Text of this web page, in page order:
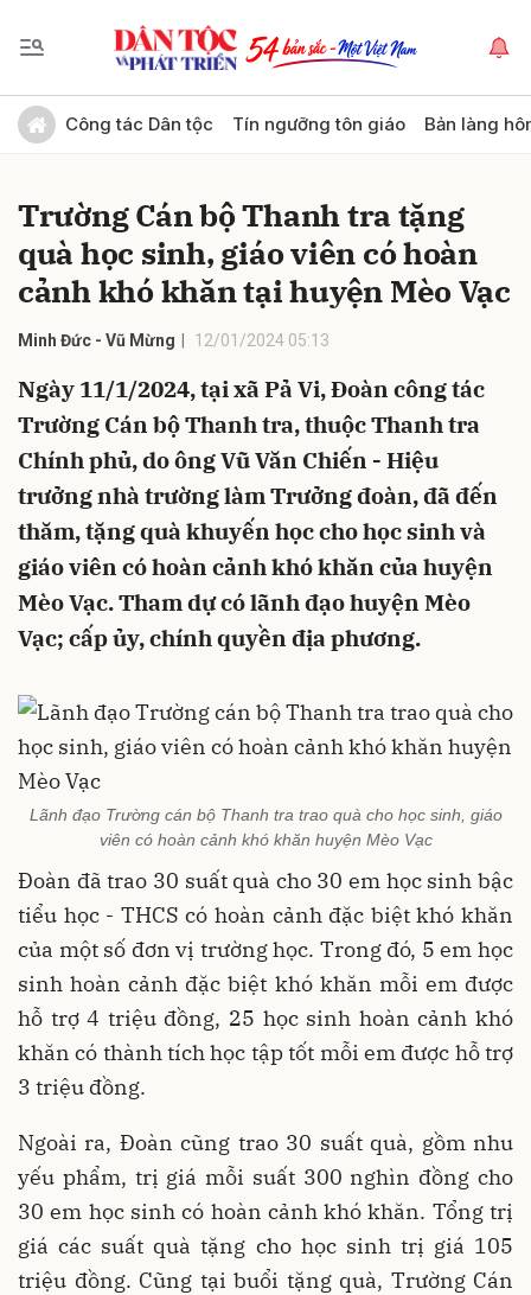
Công tác Dân tộc Tín ngưỡng tôn giáo Bản làng
Trường Cán bộ Thanh tra tặng
quà học sinh, giáo viên có hoàn
cảnh khó khăn tại huyện Mèo Vạc
Minh Đức - Vũ Mừng 12/01/2024 05:13
Ngày 11/1/2024, tại xã Pả Vi, Đoàn công tác
Trường Cán bộ Thanh tra, thuộc Thanh tra
Chính phủ, do ông Vũ Văn Chiến - Hiệu
trưởng nhà trường làm Trưởng đoàn, đã đến
thăm, tặng quà khuyến học cho học sinh và
giáo viên có hoàn cảnh khó khăn của huyện
Mèo Vạc. Tham dự có lãnh đạo huyện Mèo
Vạc; cấp ủy, chính quyền địa phương.
Lãnh đạo Trường cán bộ Thanh tra trao quà cho học sinh, giáo
viên có hoàn cảnh khó khăn huyện Mèo Vạc
Đoàn đã trao 30 suất quà cho 30 em học sinh bậc
tiểu học - THCS có hoàn cảnh đặc biệt khó khăn
của một số đơn vị trường học. Trong đó, 5 em học
sinh hoàn cảnh đặc biệt khó khăn mỗi em được
hỗ trợ 4 triệu đồng, 25 học sinh hoàn cảnh khó
khăn có thành tích học tập tốt mỗi em được hỗ trợ
3 triệu đồng.
Ngoài ra, Đoàn cũng trao 30 suất quà, gồm nhu
yếu phẩm, trị giá mỗi suất 300 nghìn đồng cho
30 em học sinh có hoàn cảnh khó khăn. Tổng trị
giá các suất quà tặng cho học sinh trị giá 105
triệu đồng. Cũng tại buổi tặng quà, Trường Cán
Gửi bình luận